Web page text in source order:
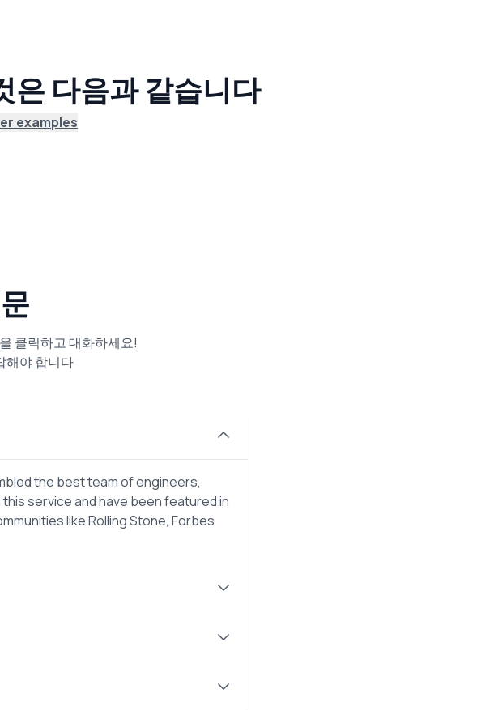
은 다음과 같습니다
examples
클릭하고 대화하세요!
해야 합니다
the best team of engineers,
service and have been featured in
like Rolling Stone, Forbes